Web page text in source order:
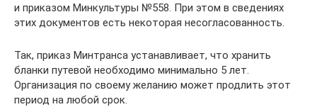
и приказом Минкультуры №558. При этом в сведениях
этих документов есть некоторая несогласованность.
Так, приказ Минтранса устанавливает, что хранить
бланки путевой необходимо минимально 5 лет.
Организация по своему желанию может продлить этот
период на любой срок.